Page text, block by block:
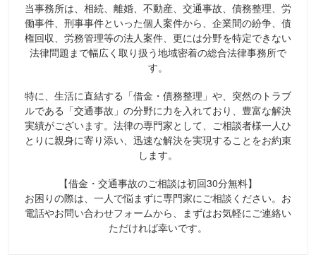
当事務所は、相続、離婚、不動産、交通事故、債務整理、労
働事件、刑事事件といった個人案件から、企業間の紛争、債
権回収、労務管理等の法人案件、更には分野を特定できない
法律問題まで幅広く取り扱う地域密着の総合法律事務所で
す。
特に、生活に直結する「借金・債務整理」や、突然のトラブ
ルである「交通事故」の分野に力を入れており、豊富な解決
実績がございます。法律の専門家として、ご相談者様一人ひ
とりに親身に寄り添い、迅速な解決を実現することをお約束
します。
【借金・交通事故のご相談は初回30分無料】
お困りの際は、一人で悩まずに専門家にご相談ください。お
電話やお問い合わせフォームから、まずはお気軽にご連絡い
ただければ幸いです。